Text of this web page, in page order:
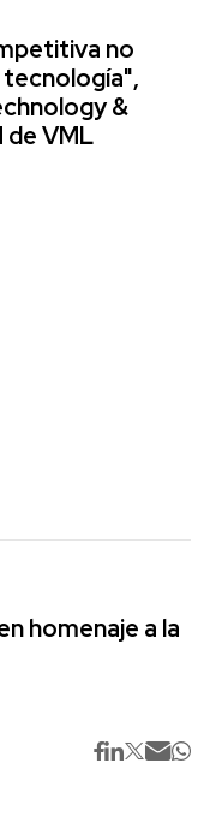
no
&
de VML
homenaje a la